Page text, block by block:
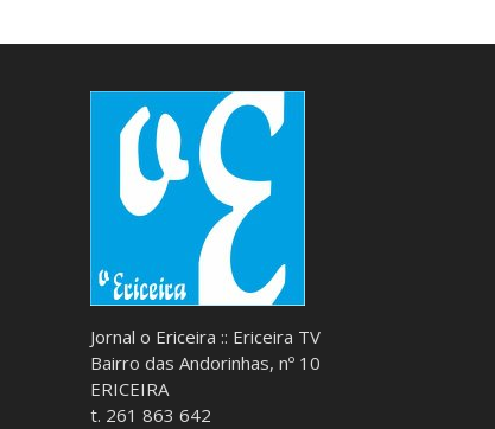
Jornal o Ericeira :: Ericeira TV
Bairro das Andorinhas, nº 10
ERICEIRA
t. 261 863 642